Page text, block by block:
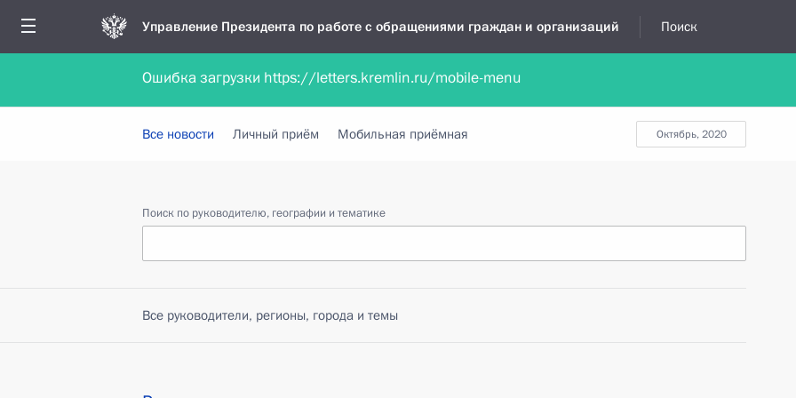
Управление Президента по работе с обращениями граждан и организаций Поиск
Обратиться в форме электронного документа Обратиться в устной форме
октябрь, 2020
Все новости Личный приём Мобильная приёмная
Поиск по руководителю, географии и тематике
Все руководители, регионы, города и темы
Ошибка загрузки https://letters.kremlin.ru/mobile-menu